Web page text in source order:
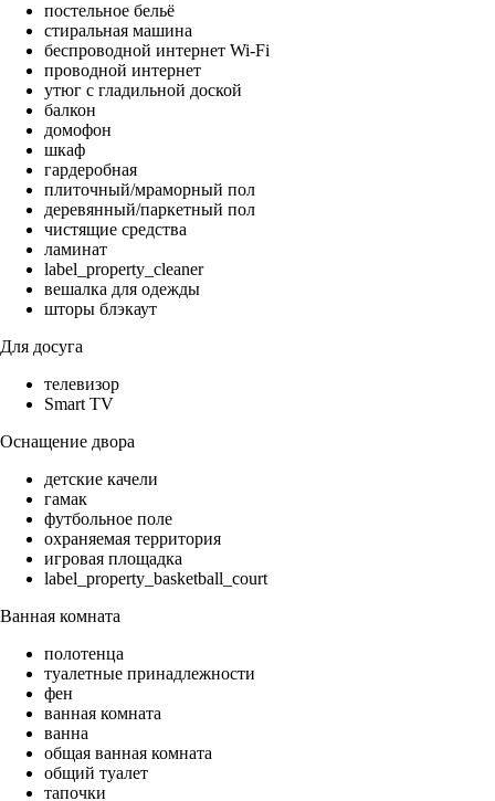
постельное бельё
стиральная машина
беспроводной интернет Wi-Fi
проводной интернет
утюг с гладильной доской
балкон
домофон
шкаф
гардеробная
плиточный/мраморный пол
деревянный/паркетный пол
чистящие средства
ламинат
label_property_cleaner
вешалка для одежды
шторы блэкаут
Для досуга
телевизор
Smart TV
Оснащение двора
детские качели
гамак
футбольное поле
охраняемая территория
игровая площадка
label_property_basketball_court
Ванная комната
полотенца
туалетные принадлежности
фен
ванная комната
ванна
общая ванная комната
общий туалет
тапочки